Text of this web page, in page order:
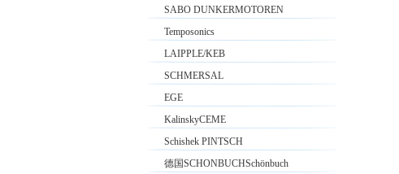
SABO DUNKERMOTOREN
Temposonics
LAIPPLE/KEB
SCHMERSAL
EGE
KalinskyCEME
Schishek PINTSCH
德国SCHONBUCHSchönbuch